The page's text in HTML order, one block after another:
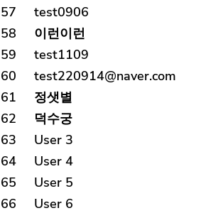
57
test0906
58
이런이런
59
test1109
60
test220914@naver.com
61
정샛별
62
덕수궁
63
User 3
64
User 4
65
User 5
66
User 6